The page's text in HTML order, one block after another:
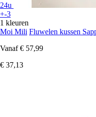
24u
+-3
1 kleuren
Moi Mili Fluwelen kussen
Vanaf € 57,99
€ 37,13